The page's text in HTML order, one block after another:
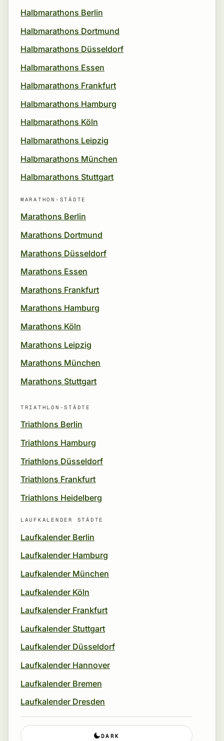
Halbmarathons Berlin
Halbmarathons Dortmund
Halbmarathons Düsseldorf
Halbmarathons Essen
Halbmarathons Frankfurt
Halbmarathons Hamburg
Halbmarathons Köln
Halbmarathons Leipzig
Halbmarathons München
Halbmarathons Stuttgart
MARATHON-STÄDTE
Marathons Berlin
Marathons Dortmund
Marathons Düsseldorf
Marathons Essen
Marathons Frankfurt
Marathons Hamburg
Marathons Köln
Marathons Leipzig
Marathons München
Marathons Stuttgart
TRIATHLON-STÄDTE
Triathlons Berlin
Triathlons Hamburg
Triathlons Düsseldorf
Triathlons Frankfurt
Triathlons Heidelberg
LAUFKALENDER STÄDTE
Laufkalender Berlin
Laufkalender Hamburg
Laufkalender München
Laufkalender Köln
Laufkalender Frankfurt
Laufkalender Stuttgart
Laufkalender Düsseldorf
Laufkalender Hannover
Laufkalender Bremen
Laufkalender Dresden
DARK